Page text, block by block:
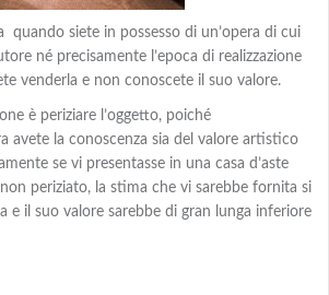
quando siete in possesso di un’opera di cui
né precisamente l’epoca di realizzazione
venderla e non conoscete il suo valore.
è periziare l’oggetto, poiché
avete la conoscenza sia del valore artistico
se vi presentasse in una casa d’aste
periziato, la stima che vi sarebbe fornita si
e il suo valore sarebbe di gran lunga inferiore